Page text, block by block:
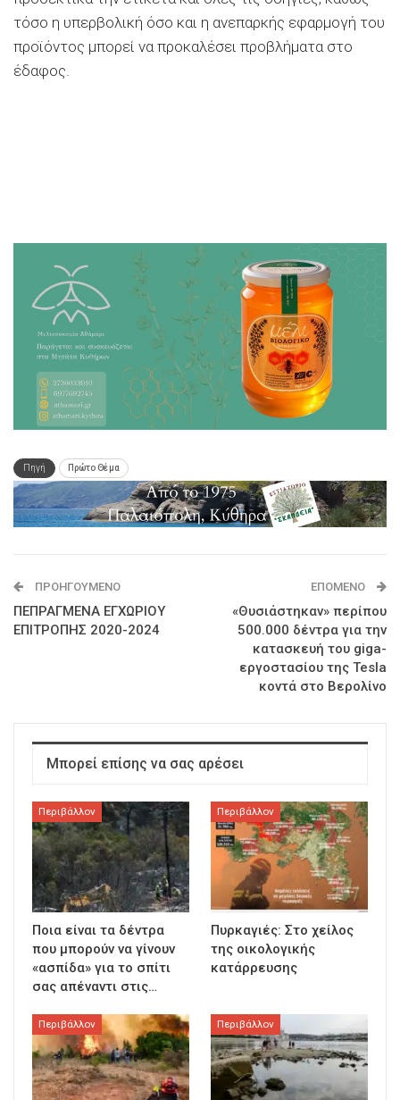
τόσο η υπερβολική όσο και η ανεπαρκής εφαρμογή του
προϊόντος μπορεί να προκαλέσει προβλήματα στο
έδαφος.
Πηγή Πρώτο Θέμα
ΠΡΟΗΓΟΎΜΕΝΟ
ΠΕΠΡΑΓΜΕΝΑ ΕΓΧΩΡΙΟΥ
ΕΠΙΤΡΟΠΗΣ 2020-2024
ΕΠΌΜΕΝΟ
«Θυσιάστηκαν» περίπου
500.000 δέντρα για την
κατασκευή του giga-
εργοστασίου της Tesla
κοντά στο Βερολίνο
Μπορεί επίσης να σας αρέσει
Περιβάλλον
Ποια είναι τα δέντρα
που μπορούν να γίνουν
«ασπίδα» για το σπίτι
σας απέναντι στις…
Περιβάλλον
Πυρκαγιές: Στο χείλος
της οικολογικής
κατάρρευσης
Περιβάλλον Περιβάλλον